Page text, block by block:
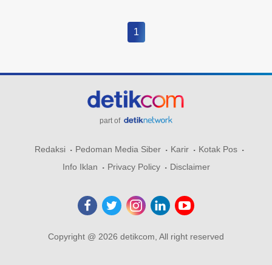
1
part of
Redaksi Pedoman Media Siber Karir
Kotak Pos
Info Iklan
Privacy Policy Disclaimer
Copyright @ 2026 detikcom, All right reserved